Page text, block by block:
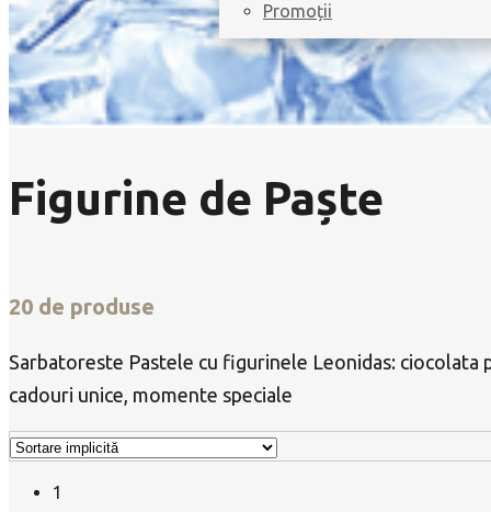
Promoții
Figurine de Paște
20 de produse
Sarbatoreste Pastele cu figurinele Leonidas: ciocolata
cadouri unice, momente speciale
1